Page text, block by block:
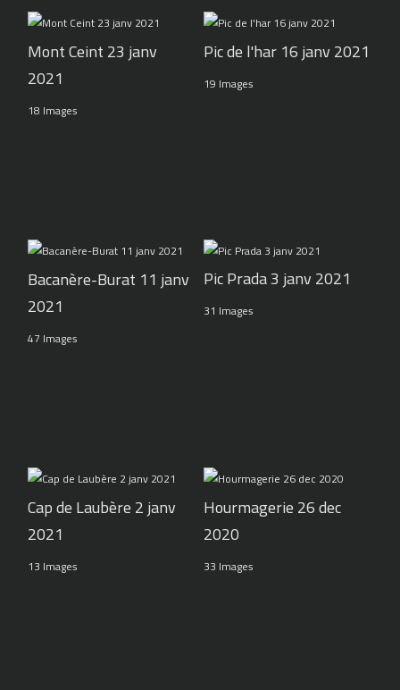
Mont Ceint 23 janv
2021
18 Images
Pic de l'har 16 janv 2021
19 Images
Bacanère-Burat 11 janv
2021
47 Images
Pic Prada 3 janv 2021
31 Images
Cap de Laubère 2 janv
2021
13 Images
Hourmagerie 26 dec
2020
33 Images